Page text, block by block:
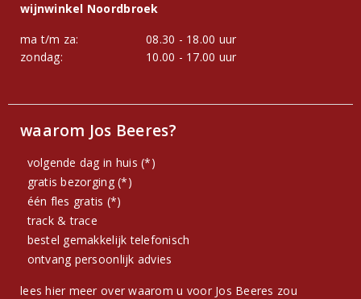
wijnwinkel Noordbroek
ma t/m za:
08.30 - 18.00 uur
zondag:
10.00 - 17.00 uur
waarom Jos Beeres?
volgende dag in huis (*)
gratis bezorging (*)
één fles gratis (*)
track & trace
bestel gemakkelijk telefonisch
ontvang persoonlijk advies
lees hier meer over waarom u voor Jos Beeres zou